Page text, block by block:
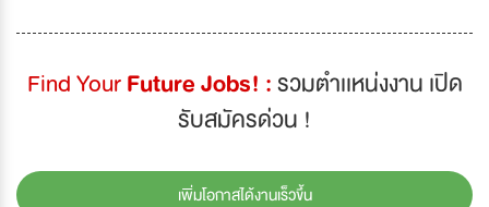
Find YourFuture Jobs! :รวมตำเเหน่งงาน เปิด
รับสมัครด่วน !
เพิ่มโอกาสได้งานเร็วขึ้น